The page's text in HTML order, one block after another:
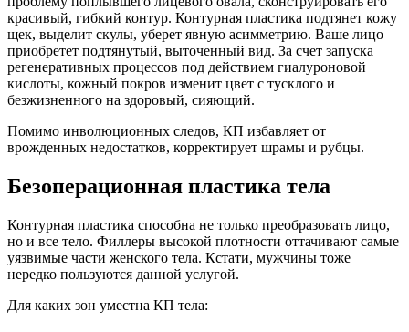
красивый, гибкий контур. Контурная пластика подтянет кожу
щек, выделит скулы, уберет явную асимметрию. Ваше лицо
приобретет подтянутый, выточенный вид. За счет запуска
регенеративных процессов под действием гиалуроновой
кислоты, кожный покров изменит цвет с тусклого и
безжизненного на здоровый, сияющий.
Помимо инволюционных следов, КП избавляет от
врожденных недостатков, корректирует шрамы и рубцы.
Безоперационная пластика тела
Контурная пластика способна не только преобразовать лицо,
но и все тело. Филлеры высокой плотности оттачивают самые
уязвимые части женского тела. Кстати, мужчины тоже
нередко пользуются данной услугой.
Для каких зон уместна КП тела: